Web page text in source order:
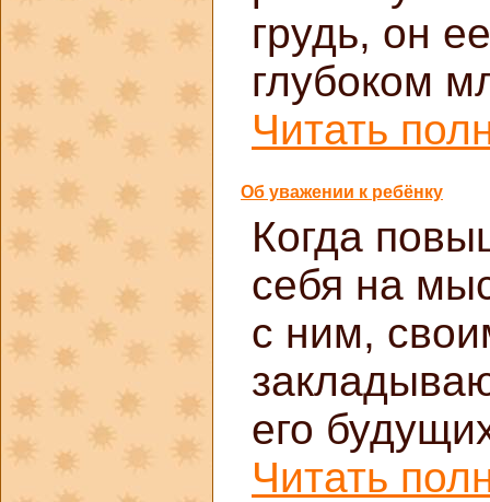
грудь, он
глубоком
Читать
Об уважении к ребёнку
Когда
себя на
с ним,
его
Читать